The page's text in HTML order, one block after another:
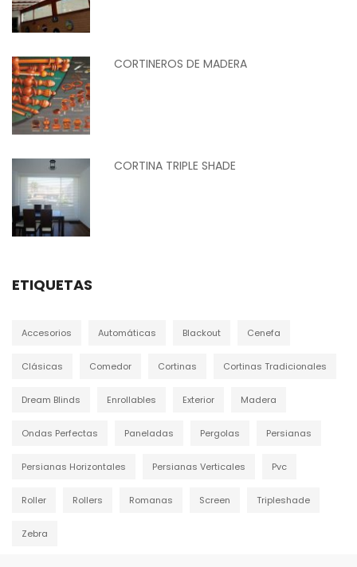
CORTINEROS DE MADERA
CORTINA TRIPLE SHADE
ETIQUETAS
Accesorios Automáticas Blackout Cenefa
Clásicas Comedor Cortinas Cortinas Tradicionales
Dream Blinds Enrollables Exterior Madera
Ondas Perfectas Paneladas Pergolas Persianas
Persianas Horizontales Persianas Verticales Pvc
Roller Rollers Romanas Screen Tripleshade
Zebra